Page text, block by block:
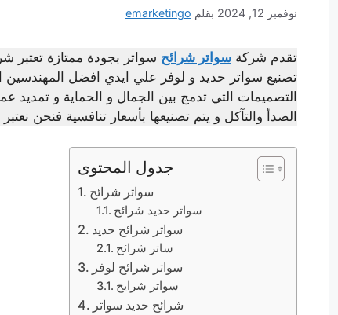
نوفمبر 12, 2024 بقلم emarketingo
تقدم شركة سواتر شرائح سواتر بجودة ممتازة تعتبر
تصنيع سواتر حديد و لوفر علي ايدي افضل المهندسين
التصميمات التي تدمج بين الجمال و الحماية و تمديد
الصدأ والتآكل و يتم تصنيعها بأسعار تنافسية فنحن
جدول المحتوى
سواتر شرائح
سواتر حديد شرائح
سواتر شرائح حديد
ساتر شرائح
سواتر شرائح لوفر
سواتر شرايح
شرائح حديد سواتر